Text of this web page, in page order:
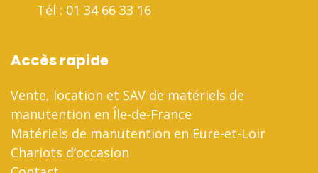
Tél : 01 34 66 33 16
Accès rapide
Vente, location et SAV de matériels de
manutention en Île-de-France
Matériels de manutention en Eure-et-Loir
Chariots d’occasion